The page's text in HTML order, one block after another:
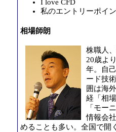
I love CFD
私のエントリーポイ
相場師朗
株職人
20歳よ
年。自
ード技
囲は海
経「相
「モー
情報会
めることも多い。全国で開